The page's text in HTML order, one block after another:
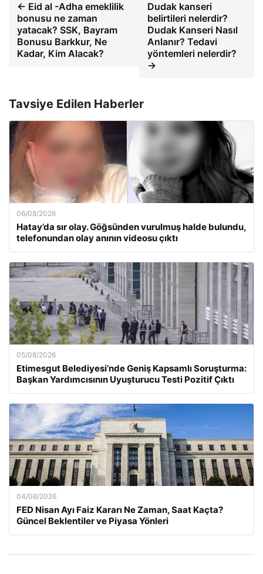
← Eid al -Adha emeklilik
bonusu ne zaman
yatacak? SSK, Bayram
Bonusu Barkkur, Ne
Kadar, Kim Alacak?
Dudak kanseri
belirtileri nelerdir?
Dudak Kanseri Nasıl
Anlanır? Tedavi
yöntemleri nelerdir?
→
Tavsiye Edilen Haberler
06/08/2026
Hatay’da sır olay. Göğsünden vurulmuş halde bulundu,
telefonundan olay anının videosu çıktı
05/08/2026
Etimesgut Belediyesi’nde Geniş Kapsamlı Soruşturma:
Başkan Yardımcısının Uyuşturucu Testi Pozitif Çıktı
04/08/2026
FED Nisan Ayı Faiz Kararı Ne Zaman, Saat Kaçta?
Güncel Beklentiler ve Piyasa Yönleri